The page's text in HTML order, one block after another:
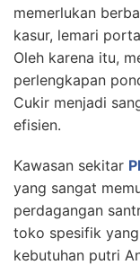
memerlukan
kasur, lemari
Oleh karena itu,
perlengkapan
Cukir menjadi
efisien.
Kawasan sekitar
yang sangat
perdagangan
toko spesifik
kebutuhan putri